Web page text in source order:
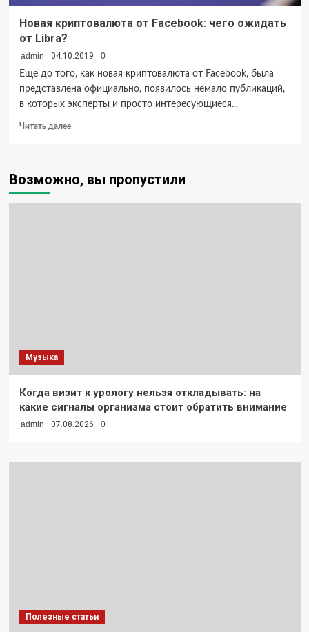
Новая криптовалюта от Facebook: чего ожидать
от Libra?
admin 04.10.2019
0
Еще до того, как новая криптовалюта от Facebook, была
представлена официально, появилось немало публикаций,
в которых эксперты и просто интересующиеся...
Читать далееПрочитать
криптовалюта
Facebook:
Возможно, вы пропустили
Музыка
Когда визит к урологу нельзя откладывать: на
какие сигналы организма стоит обратить внимание
admin 07.08.2026 0
Полезные статьи